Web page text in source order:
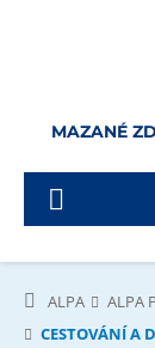
MAZANÉ
ALPA
ALPA
CESTOVÁNÍ A